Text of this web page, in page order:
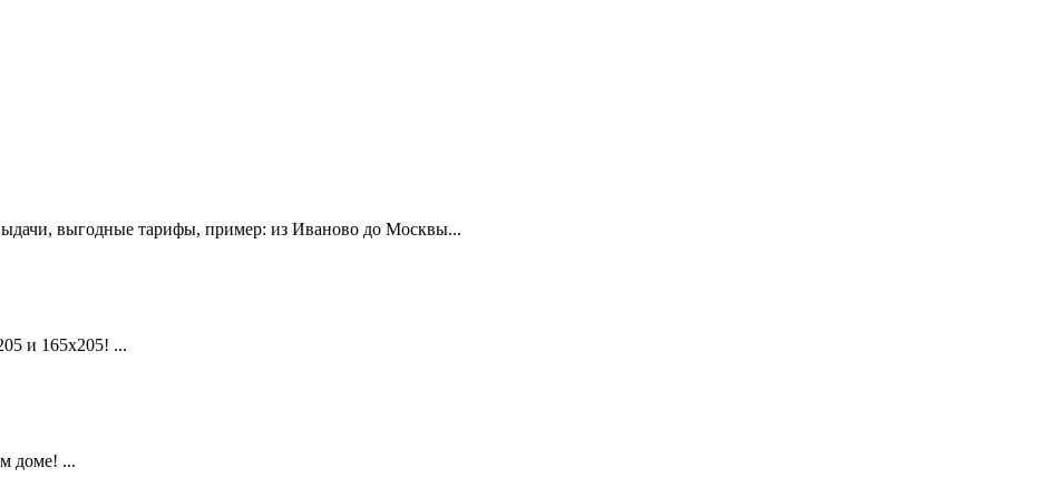
выгодные тарифы, пример: из Иваново до Москвы...
165х205! ...
доме! ...